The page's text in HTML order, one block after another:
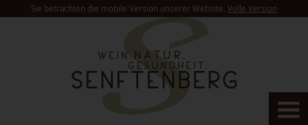
Sie betrachten die mobile Version unserer Website. Volle Version